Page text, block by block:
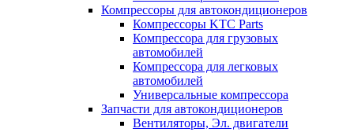
Компрессоры для автокондиционеров
Компрессоры KTC Parts
Компрессора для грузовых
автомобилей
Компрессора для легковых
автомобилей
Универсальные компрессора
Запчасти для автокондиционеров
Вентиляторы, Эл. двигатели